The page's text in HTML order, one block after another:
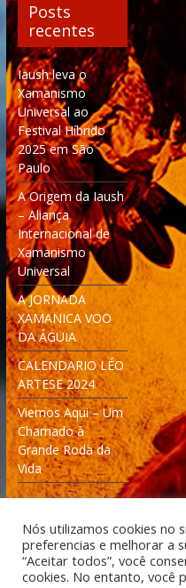
Posts
recentes
Iaush leva o
Xamanismo
Universal ao
Festival Híbrido
2025 em São
Paulo
A Origem da Iaush
– Aliança
Internacional de
Xamanismo
Universal
A JORNADA
XAMANICA VOO
DA ÁGUIA
CALENDARIO LÉO
ARTESE 2024
Viemos Aqui – Um
Chamado à
Grande Roda da
Vida
Nós utilizamos cookies no
preferencias e melhorar a
“Aceitar todos”, você
cookies. No entanto, você